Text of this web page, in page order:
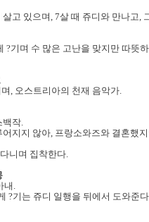
고 있으며, 7살 때 쥬디와 만나고,
?기며 수 많은 고난을 맞지만 따뜻
, 오스트리아의 천재 음악가.
백작.
어지지 않아, 프랑소와즈와 결혼했
니며 집착한다.
내 .
?기는 쥬디 일행을 뒤에서 도와준다